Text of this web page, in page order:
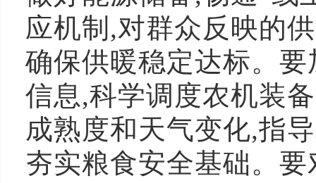
应机制,对群众反映的
确保供暖稳定达标。
信息,科学调度农机装
成熟度和天气变化,指
夯实粮食安全基础。